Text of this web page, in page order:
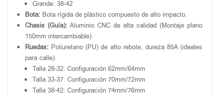
Grande: 38-42
Bota: Bota rígida de plástico compuesto de alto impacto.
Chasis (Guía): Aluminio CNC de alta calidad (Montaje plano
150mm intercambiable).
Ruedas: Poliuretano (PU) de alto rebote, dureza 85A (ideales
para calle).
Talla 28-32: Configuración 62mm/64mm
Talla 33-37: Configuración 70mm/72mm
Talla 38-42: Configuración 74mm/76mm